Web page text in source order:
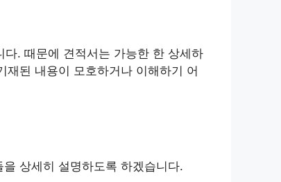
. 때문에 견적서는 가능한 한 상세하
된 내용이 모호하거나 이해하기 어
상세히 설명하도록 하겠습니다.